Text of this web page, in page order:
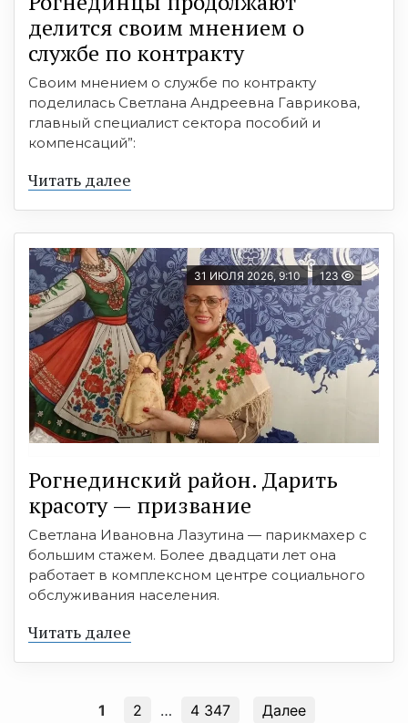
делится своим мнением о
службе по контракту
Своим мнением о службе по контракту
поделилась Светлана Андреевна Гаврикова,
главный специалист сектора пособий и
компенсаций”:
Читать далее
31 ИЮЛЯ 2026, 9:10 123
Рогнединский район. Дарить
красоту — призвание
Светлана Ивановна Лазутина — парикмахер с
большим стажем. Более двадцати лет она
работает в комплексном центре социального
обслуживания населения.
Читать далее
1 2 … 4 347 Далее